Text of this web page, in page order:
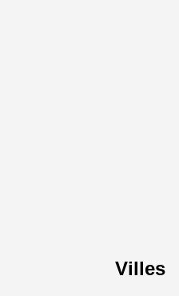
Villes